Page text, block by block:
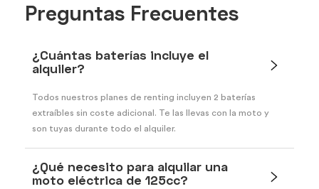
Preguntas Frecuentes
¿Cuántas baterías incluye el
alquiler?
Todos nuestros planes de renting incluyen 2 baterías
extraíbles sin coste adicional. Te las llevas con la moto y
son tuyas durante todo el alquiler.
¿Qué necesito para alquilar una
moto eléctrica de 125cc?